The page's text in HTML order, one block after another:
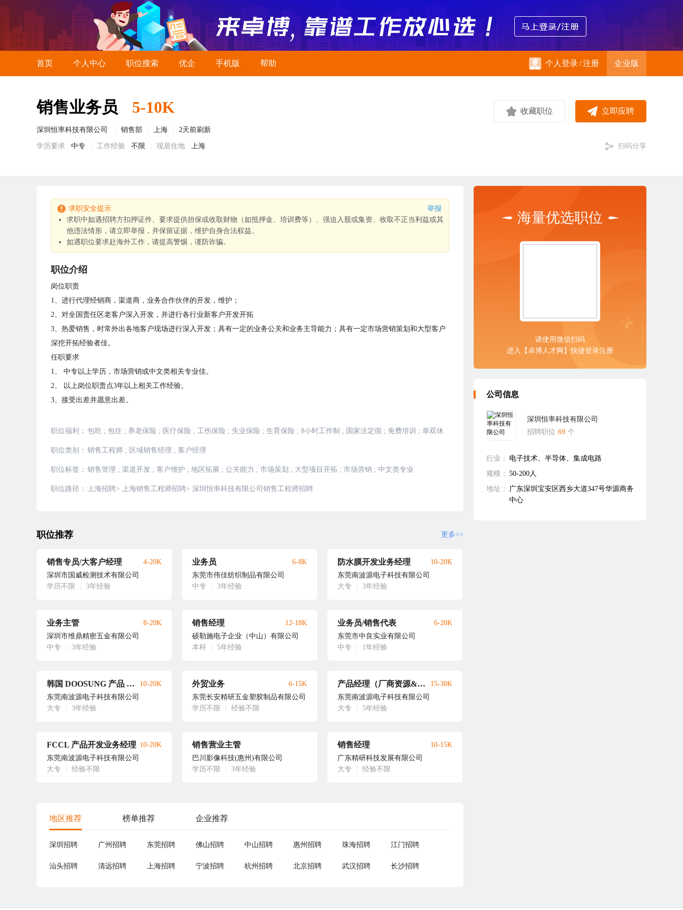
首页 个人中心 职位搜索 优企 手机版 帮助 个人登录/注册 企业版
销售业务员 5-10K
深圳恒率科技有限公司 销售部 上海 2天前刷新
学历要求 中专 工作经验 不限 现居住地 上海
收藏职位 立即应聘
扫码分享
求职安全提示
举报
求职中如遇招聘方扣押证件、要求提供担保或收取财物（如抵押金、培训费等）、强迫入股或集资、收取不正当利益或其
他违法情形，请立即举报，并保留证据，维护自身合法权益。
如遇职位要求赴海外工作，请提高警惕，谨防诈骗。
职位介绍
岗位职责
1、进行代理经销商，渠道商，业务合作伙伴的开发，维护；
2、对全国责任区老客户深入开发，并进行各行业新客户开发开拓
3、热爱销售，时常外出各地客户现场进行深入开发；具有一定的业务公关和业务主导能力；具有一定市场营销策划和大型客户
深挖开拓经验者佳。
任职要求
1、 中专以上学历，市场营销或中文类相关专业佳。
2、 以上岗位职责点3年以上相关工作经验。
3、接受出差并愿意出差。
职位福利： 包吃 ; 包住 ; 养老保险 ; 医疗保险 ; 工伤保险 ; 失业保险 ; 生育保险 ; 8小时工作制 ; 国家法定假 ; 免费培训 ; 单双休
职位类别： 销售工程师 ; 区域销售经理 ; 客户经理
职位标签： 销售管理 ; 渠道开发 ; 客户维护 ; 地区拓展 ; 公关能力 ; 市场策划 ; 大型项目开拓 ; 市场营销 ; 中文类专业
职位路径： 上海招聘> 上海销售工程师招聘> 深圳恒率科技有限公司销售工程师招聘
职位推荐 更多>>
销售专员/大客户经理
深圳市国威检测技术有限公司
学历不限
3年经验
4-20K 业务员
东莞市伟佳纺织制品有限公司
中专
3年经验
6-8K 防水膜开发业务经理
东莞南波源电子科技有限公司
大专
3年经验
10-20K
业务主管
深圳市维鼎精密五金有限公司
中专
3年经验
8-20K 销售经理
硕勒施电子企业（中山）有限公司
本科
5年经验
12-18K 业务员/销售代表
东莞市中良实业有限公司
中专
1年经验
6-20K
韩国 DOOSUNG 产品 EMC 导电泡棉类开发业务经理
东莞南波源电子科技有限公司
大专
3年经验
10-20K 外贸业务
东莞长安精研五金塑胶制品有限公司
学历不限
经验不限
6-15K 产品经理（厂商资源&产品代理方向）
东莞南波源电子科技有限公司
大专
5年经验
15-30K
FCCL 产品开发业务经理
东莞南波源电子科技有限公司
大专
经验不限
10-20K 销售营业主管
巴川影像科技(惠州)有限公司
学历不限
3年经验
销售经理
广东精研科技发展有限公司
大专
经验不限
10-15K
地区推荐 榜单推荐 企业推荐
深圳招聘 广州招聘 东莞招聘 佛山招聘 中山招聘 惠州招聘 珠海招聘 江门招聘
汕头招聘 清远招聘 上海招聘 宁波招聘 杭州招聘 北京招聘 武汉招聘 长沙招聘
海量优选职位
请使用微信扫码
进入【卓博人才网】快捷登录注册
公司信息
深圳恒率科技有限公司
招聘职位 69 个
行业：
电子技术、半导体、集成电路
规模： 50-200人
地址：
广东深圳宝安区西乡大道347号华源商务
中心